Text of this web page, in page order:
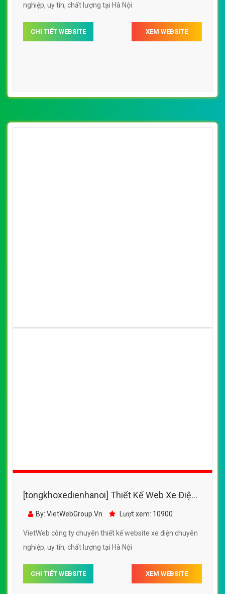
nghiệp, uy tín, chất lượng tại Hà Nội
CHI TIẾT WEBSITE XEM WEBSITE
[tongkhoxedienhanoi] Thiết Kế Web Xe Điện
Việt Nam đẹp, chuyên nghiệp chuẩn SEO
By: VietWebGroup.Vn Lượt xem: 10900
VietWeb công ty chuyên thiết kế website xe điện chuyên
nghiệp, uy tín, chất lượng tại Hà Nội
CHI TIẾT WEBSITE XEM WEBSITE